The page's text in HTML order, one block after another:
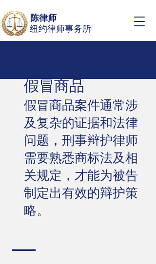
纽约律师事务所
陈律师
假冒商品
假冒商品案件通常涉
及复杂的证据和法律
问题，刑事辩护律师
需要熟悉商标法及相
关规定，才能为被告
制定出有效的辩护策
略。